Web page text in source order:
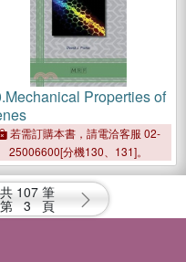
Mechanical Properties of
若需訂購本書，請電洽客服 02-
25006600[分機130、131]。
共 107 筆
第 3 頁